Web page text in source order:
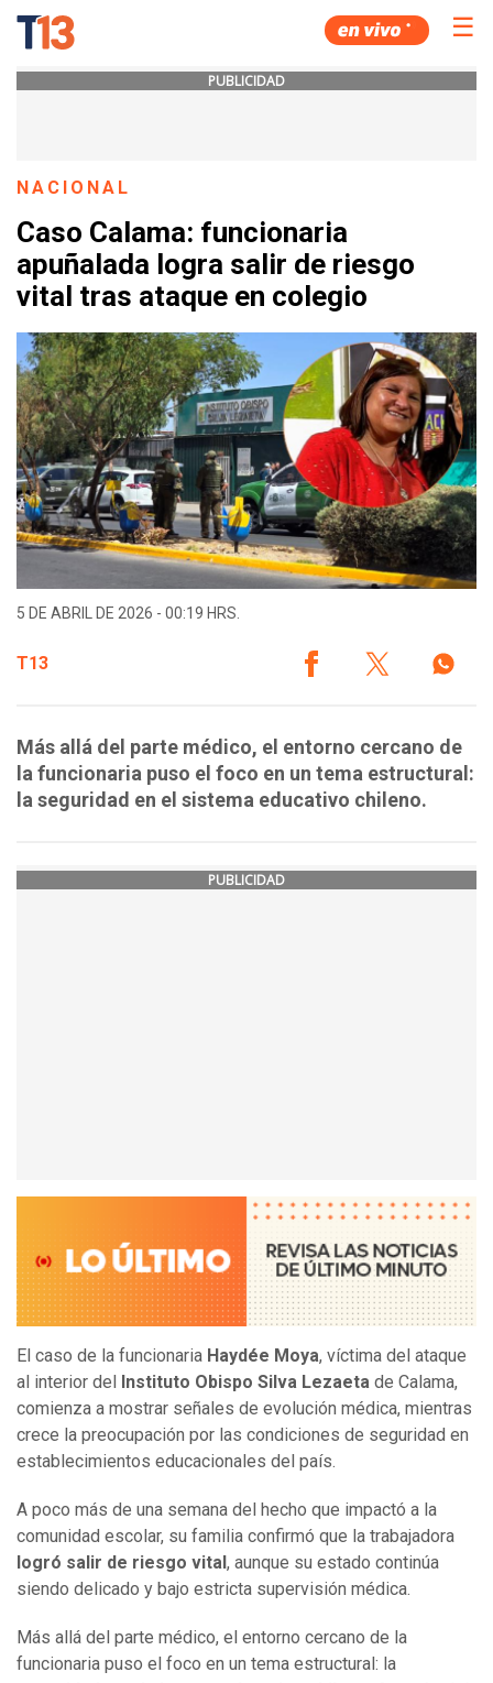
☰
PUBLICIDAD
NACIONAL
Caso Calama: funcionaria
apuñalada logra salir de riesgo
vital tras ataque en colegio
5 DE ABRIL DE 2026 - 00:19 HRS.
T13
Más allá del parte médico, el entorno cercano de
la funcionaria puso el foco en un tema estructural:
la seguridad en el sistema educativo chileno.
PUBLICIDAD
El caso de la funcionaria Haydée Moya, víctima del ataque
al interior del
Instituto Obispo Silva Lezaeta de Calama,
comienza a mostrar señales de evolución médica, mientras
crece la preocupación por las condiciones de seguridad en
establecimientos educacionales del país.
A poco más de una semana del hecho que impactó a la
comunidad escolar, su familia confirmó que la trabajadora
logró salir de riesgo vital , aunque su estado continúa
siendo delicado y bajo estricta supervisión médica.
Más allá del parte médico, el entorno cercano de la
funcionaria puso el foco en un tema estructural: la